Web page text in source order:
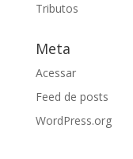
Tributos
Meta
Acessar
Feed de posts
WordPress.org